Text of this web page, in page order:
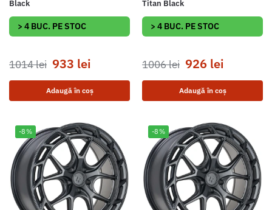
Black
> 4 BUC. PE STOC
1014lei 933 lei
Adaugă în coș
Titan Black
> 4 BUC. PE STOC
1006lei 926 lei
Adaugă în coș
-8% -8%